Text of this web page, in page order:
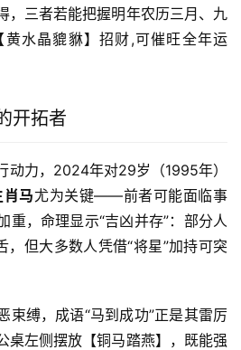
，三者若能把握明年农历三月、九
水晶貔貅】招财,可催旺全年运
开拓者
动力，2024年对29岁（1995年）
肖马尤为关键——前者可能面临事
重，命理显示“吉凶并存”：部分人
，但大多数人凭借“将星”加持可突
束缚，成语“马到成功”正是其雷厉
桌左侧摆放【铜马踏燕】，既能强